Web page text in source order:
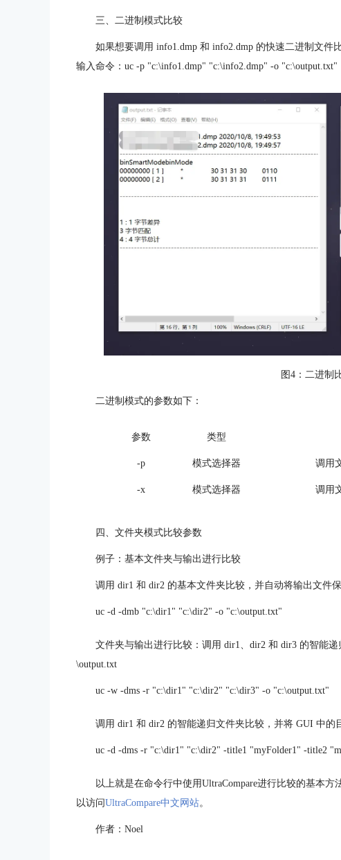
三、二进制模式比较
如果想要调用 info1.dmp 和 info2.dmp 的快速二进制文件
输入命令：uc -p "c:\info1.dmp" "c:\info2.dmp" -o "c:\output.txt"
图4：二进制
二进制模式的参数如下：
参数 类型
-p 模式选择器 调用
-x 模式选择器 调用
四、文件夹模式比较参数
例子：基本文件夹与输出进行比较
调用 dir1 和 dir2 的基本文件夹比较，并自动将输出文件
uc -d -dmb "c:\dir1" "c:\dir2" -o "c:\output.txt"
文件夹与输出进行比较：调用 dir1、dir2 和 dir3 的智能
\output.txt
uc -w -dms -r "c:\dir1" "c:\dir2" "c:\dir3" -o "c:\output.txt"
调用 dir1 和 dir2 的智能递归文件夹比较，并将 GUI 中的
uc -d -dms -r "c:\dir1" "c:\dir2" -title1 "myFolder1" -title2
以上就是在命令行中使用UltraCompare进行比较的基本
以访问UltraCompare中文网站。
作者：Noel